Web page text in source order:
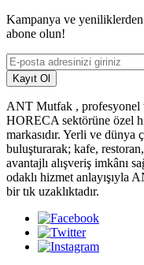
Kampanya ve
abone olun!
Kayıt Ol
ANT Mutfak , profesyonel
HORECA sektörüne özel
markasıdır. Yerli ve dünya
buluşturarak; kafe,
avantajlı alışveriş imkânı
odaklı hizmet anlayışıyla
bir tık uzaklıktadır.